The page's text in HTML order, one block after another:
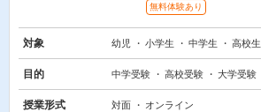
無料体験あり
対象 幼児 小学生 中学生 高校生
目的 中学受験 高校受験 大学受験
授業形式 対面 オンライン